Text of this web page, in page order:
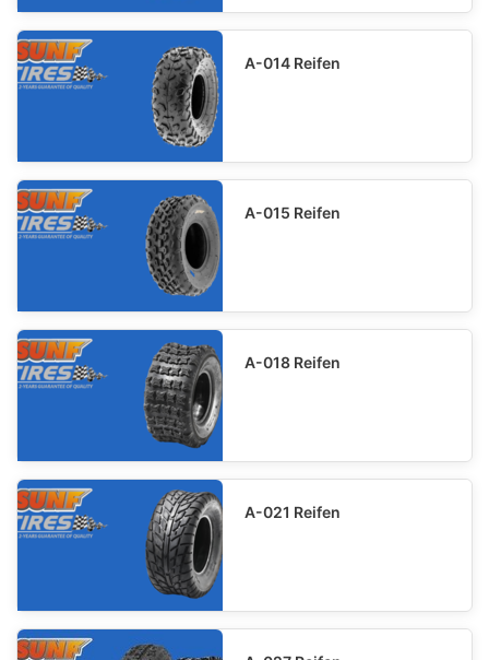
A-014 Reifen
A-015 Reifen
A-018 Reifen
A-021 Reifen